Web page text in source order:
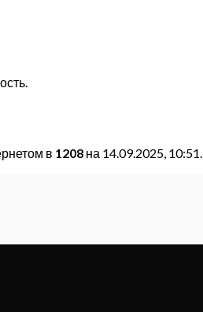
в 1208 на 14.09.2025, 10:51.